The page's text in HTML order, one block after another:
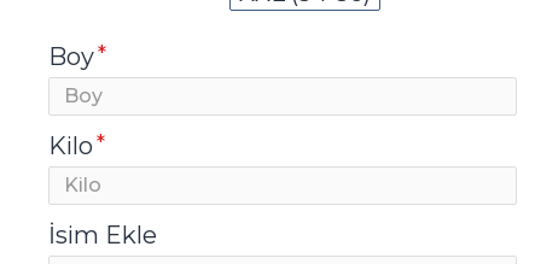
Boy
Kilo
İsim Ekle